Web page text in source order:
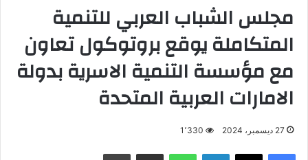
مجلس الشباب العربي للتنمية
المتكاملة يوقع بروتوكول تعاون
مع مؤسسة التنمية الاسرية بدولة
الامارات العربية المتحدة
27 ديسمبر، 2024 1٬330
فيسبوك X لينكدإن واتساب مشاركة عبر البريد طباعة